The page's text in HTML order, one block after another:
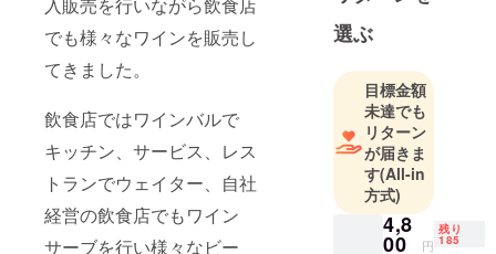
入販売を行いながら飲食店
でも様々なワインを販売し
てきました。
飲食店ではワインバルで
キッチン、サービス、レス
トランでウェイター、自社
経営の飲食店でもワイン
サーブを行い様々なビー
選ぶ
目標金額
未達でも
リターン
が届きま
す(All-in
方式)
4,8
00 円
残り
185